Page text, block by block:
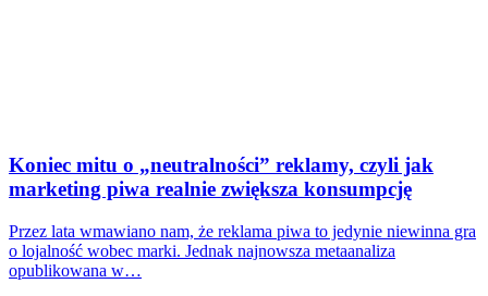
Koniec mitu o „neutralności” reklamy, czyli jak
marketing piwa realnie zwiększa konsumpcję
Przez lata wmawiano nam, że reklama piwa to jedynie niewinna gra
o lojalność wobec marki. Jednak najnowsza metaanaliza
opublikowana w…